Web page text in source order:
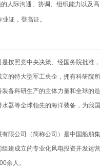
人际沟通、协调、组织能力以及高
证，登高证。
按照党中央决策、经国务院批准
立的特大型军工央企，拥有科研
装备科研生产的主体力量和全球的
器等全球领先的海洋装备，为我
限公司（简称公司）是中国船舶
建成立的专业化风电投资开发运
余人。